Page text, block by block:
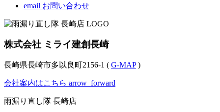
email お問い合わせ
株式会社 ミライ建創長崎
長崎県長崎市多以良町2156-1 ( G-MAP)
会社案内はこちら arrow_forward
雨漏り直し隊 長崎店